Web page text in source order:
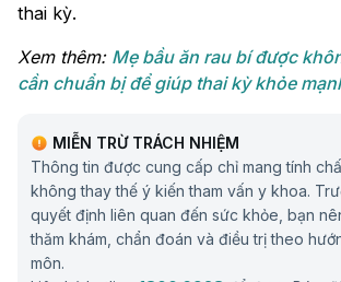
thai kỳ.
Xem thêm: Mẹ bầu ăn rau bí được
cần chuẩn bị để giúp thai kỳ khỏe
MIỄN TRỪ TRÁCH NHIỆM
Thông tin được cung cấp chỉ mang tính
không thay thế ý kiến tham vấn y khoa.
quyết định liên quan đến sức khỏe, bạn
thăm khám, chẩn đoán và điều trị theo
môn.